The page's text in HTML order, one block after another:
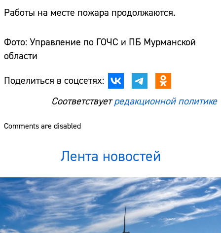
Работы на месте пожара продолжаются.
Фото: Управление по ГОЧС и ПБ Мурманской
области
Поделиться в соцсетях:
Соответствуетредакционной политике
Comments are disabled
Лента новостей